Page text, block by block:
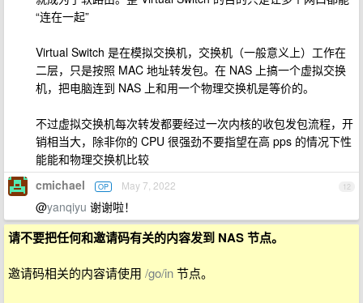
“连在一起”
Virtual Switch 是在模拟交换机，交换机（一般意义上）工作在
二层，只是按照 MAC 地址转发包。在 NAS 上搞一个虚拟交换
机，把电脑连到 NAS 上和用一个物理交换机是等价的。
不过虚拟交换机每次转发都要经过一次内核的收包发包流程，开
销相当大，除非你的 CPU 很强劲不要指望在高 pps 的情况下性
能能和物理交换机比较
12
cmichael OP May 7, 2022
@yanqiyu 谢谢啦！
请不要把任何和邀请码有关的内容发到 NAS 节点。
邀请码相关的内容请使用 /go/in节点。